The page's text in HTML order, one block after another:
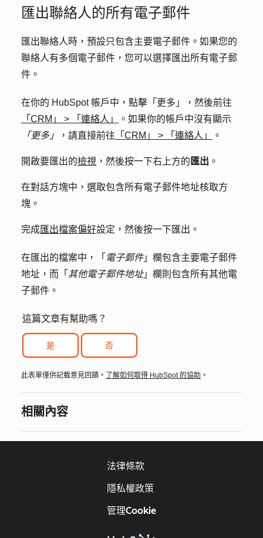
匯出聯絡人的所有電子郵件
匯出聯絡人時，預設只包含主要電子郵件。如果您的
聯絡人有多個電子郵件，您可以選擇匯出所有電子郵
件。
在你的 HubSpot 帳戶中，點擊 「更多」
，然後前往
「CRM」
> 「連絡人」
。如果你的帳戶中沒有顯示
「更多」
，請直接前往 「CRM」 > 「連絡人」 。
開啟要匯出的檢視 ，然後按一下右上方的 匯出 。
在對話方塊中，選取包含所有電子郵件地址核取方
塊。
完成匯出檔案偏好設定，然後按一下匯出 。
在匯出的檔案中，「 電子郵件」欄包含主要電子郵件
地址，而「 其他電子郵件地址」欄則包含所有其他電
子郵件。
這篇文章有幫助嗎？
是 否
此表單僅供記載意見回饋。 了解如何取得 HubSpot 的協助 。
相關內容
法律條款
隱私權政策
管理Cookie